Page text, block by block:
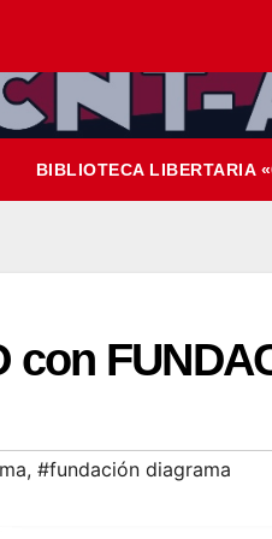
BIBLIOTECA LIBERTARIA
con
, #fundación diagrama